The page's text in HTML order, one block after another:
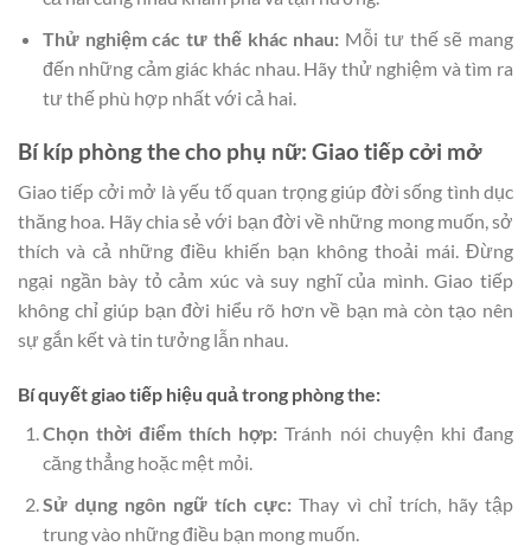
Thử nghiệm các tư thế khác nhau: Mỗi tư thế sẽ mang
đến những cảm giác khác nhau. Hãy thử nghiệm và tìm ra
tư thế phù hợp nhất với cả hai.
Bí kíp phòng the cho phụ nữ: Giao tiếp cởi mở
Giao tiếp cởi mở là yếu tố quan trọng giúp đời sống tình dục
thăng hoa. Hãy chia sẻ với bạn đời về những mong muốn, sở
thích và cả những điều khiến bạn không thoải mái. Đừng
ngại ngần bày tỏ cảm xúc và suy nghĩ của mình. Giao tiếp
không chỉ giúp bạn đời hiểu rõ hơn về bạn mà còn tạo nên
sự gắn kết và tin tưởng lẫn nhau.
Bí quyết giao tiếp hiệu quả trong phòng the:
Chọn thời điểm thích hợp: Tránh nói chuyện khi đang
căng thẳng hoặc mệt mỏi.
Sử dụng ngôn ngữ tích cực: Thay vì chỉ trích, hãy tập
trung vào những điều bạn mong muốn.